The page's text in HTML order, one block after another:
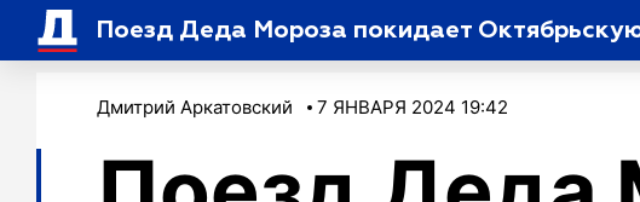
Поезд Деда Мороза покидает
Дмитрий Аркатовский 7 ЯНВАРЯ 2024 19:42